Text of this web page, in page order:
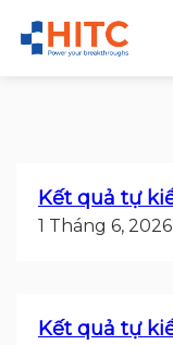
1 Tháng 6, 2026